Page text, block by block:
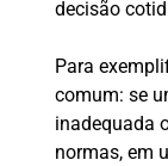
decisão
Para
comum: se
inadequada
normas, em